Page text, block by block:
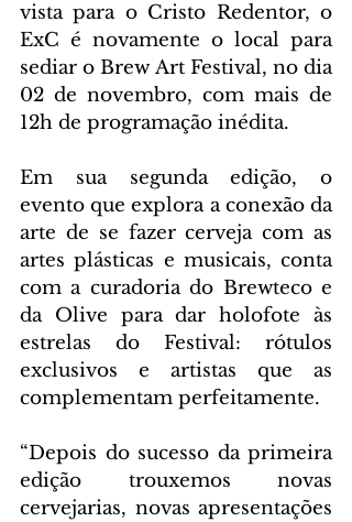
vista para o Cristo Redentor, o
ExC é novamente o local para
sediar o Brew Art Festival, no dia
02 de novembro, com mais de
12h de programação inédita.
Em sua segunda edição, o
evento que explora a conexão da
arte de se fazer cerveja com as
artes plásticas e musicais, conta
com a curadoria do Brewteco e
da Olive para dar holofote às
estrelas do Festival: rótulos
exclusivos e artistas que as
complementam perfeitamente.
“Depois do sucesso da primeira
edição trouxemos novas
cervejarias, novas apresentações